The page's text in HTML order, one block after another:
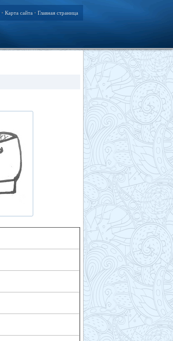
• Карта сайта • Главная страница